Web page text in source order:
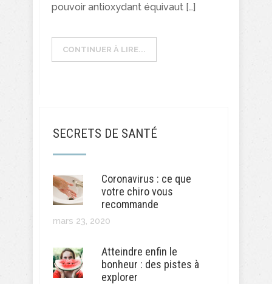
SECRETS DE SANTÉ
Coronavirus : ce que
votre chiro vous
recommande
mars 23, 2020
Atteindre enfin le
bonheur : des pistes à
explorer
pouvoir antioxydant équivaut […]
CONTINUER À LIRE...